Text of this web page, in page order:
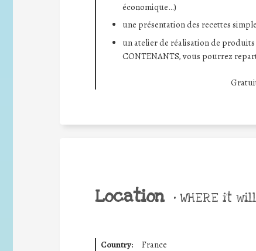
économique…)
une présentation des recettes
un atelier de réalisation de produits
CONTENANTS, vous pourrez
Location • WHERE it
Country:
France